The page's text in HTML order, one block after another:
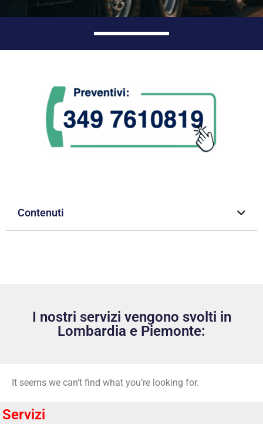
Contenuti
I nostri servizi vengono svolti in
Lombardia e Piemonte:
It seems we can’t find what you’re looking for.
Servizi